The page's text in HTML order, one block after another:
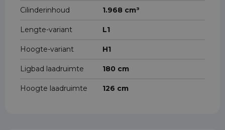
Cilinderinhoud 1.968 cm³
Lengte-variant L1
Hoogte-variant H1
Ligbad laadruimte 180 cm
Hoogte laadruimte 126 cm